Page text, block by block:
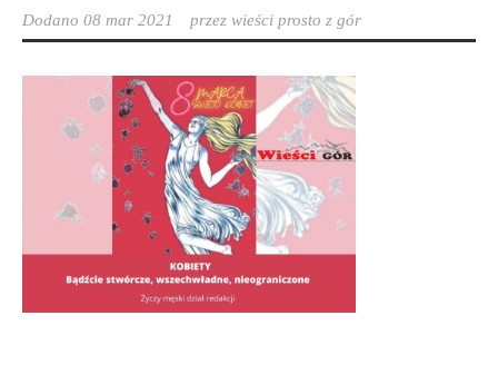
Dodano 08 mar 2021 przez wieści prosto z gór